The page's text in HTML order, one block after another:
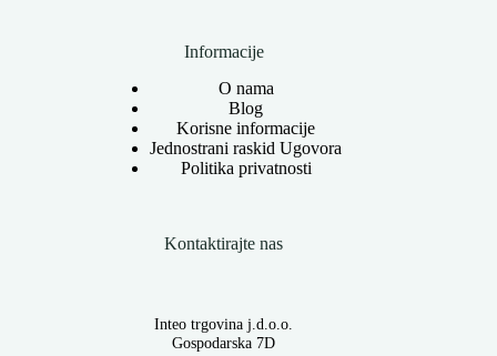
Informacije
O nama
Blog
Korisne informacije
Jednostrani raskid Ugovora
Politika privatnosti
Kontaktirajte nas
Inteo trgovina j.d.o.o.
Gospodarska 7D